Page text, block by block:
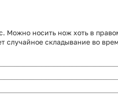
Можно носить нож хоть в
случайное складывание во